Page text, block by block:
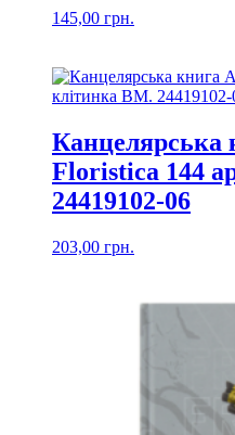
145,00 грн.
Канцелярська
Floristica 144
24419102-06
203,00 грн.